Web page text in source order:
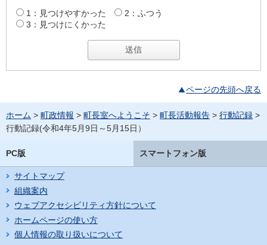
1：見つけやすかった
2：ふつう
3：見つけにくかった
ページの先頭へ戻る
ホーム > 町政情報 > 町長室へようこそ > 町長活動報告 > 行動記録 >
行動記録(令和4年5月9日～5月15日）
PC版 スマートフォン版
サイトマップ
組織案内
ウェブアクセシビリティ方針について
ホームページの使い方
個人情報の取り扱いについて